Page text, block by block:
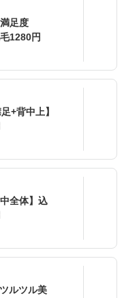
足度
1280円
+背中上】
全体】込
ルツル美